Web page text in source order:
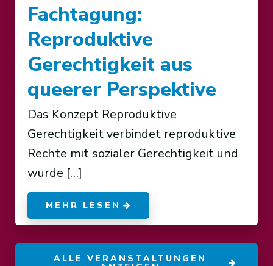
Fachtagung:
Reproduktive
Gerechtigkeit aus
queerer Perspektive
Das Konzept Reproduktive
Gerechtigkeit verbindet reproduktive
Rechte mit sozialer Gerechtigkeit und
wurde […]
MEHR LESEN
ALLE VERANSTALTUNGEN